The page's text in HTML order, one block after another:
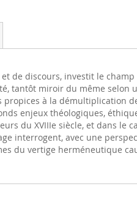
de discours, investit le
tantôt miroir du même selon
à la démultiplication
enjeux théologiques,
du XVIIIe siècle, et dans le
interrogent, avec une
du vertige herméneutique